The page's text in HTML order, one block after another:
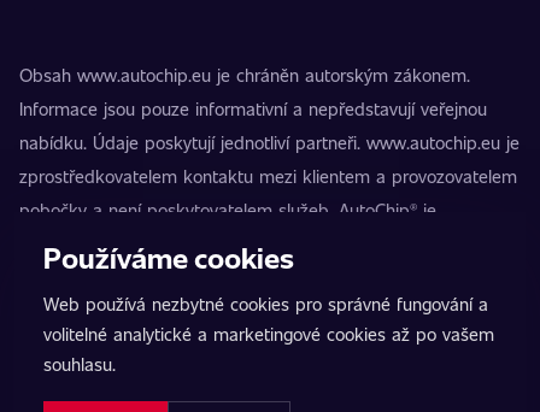
Obsah www.autochip.eu je chráněn autorským zákonem.
Informace jsou pouze informativní a nepředstavují veřejnou
nabídku. Údaje poskytují jednotliví partneři. www.autochip.eu je
zprostředkovatelem kontaktu mezi klientem a provozovatelem
pobočky a není poskytovatelem služeb. AutoChip® je
registrovaná ochranná známka Petra Kučery. Úpravy, které
nezpůsobilosti vozidla k provozu na pozemních komunikacích.
Přesné informace poskytuje vždy konkrétní provozovatel
pobočky.
Používáme cookies
Web používá nezbytné cookies pro správné fungování a
volitelné analytické a marketingové cookies až po vašem
souhlasu.